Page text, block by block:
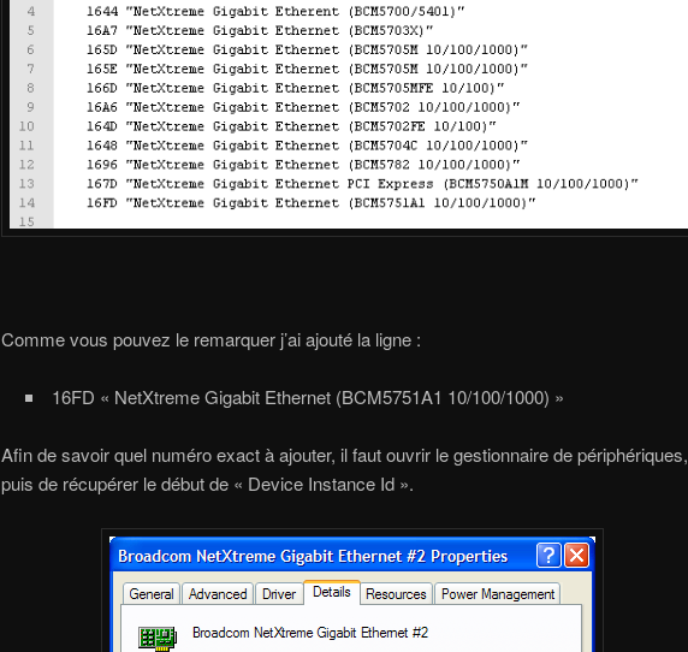
Comme vous pouvez le remarquer j’ai ajouté la ligne :
16FD « NetXtreme Gigabit Ethernet (BCM5751A1 10/100/1000) »
Afin de savoir quel numéro exact à ajouter, il faut ouvrir le gestionnaire de périphériques,
puis de récupérer le début de « Device Instance Id ».